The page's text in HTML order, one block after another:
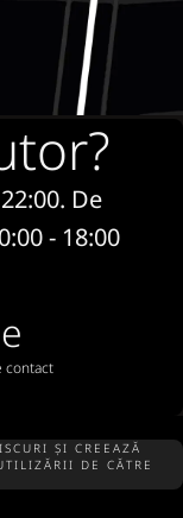
De
- 18:00
contact
ȘI CREEAZĂ
DE CĂTRE